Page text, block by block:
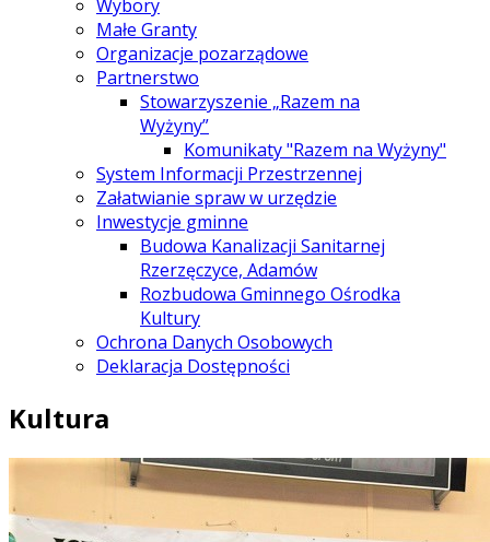
Wybory
Małe Granty
Organizacje pozarządowe
Partnerstwo
Stowarzyszenie „Razem na
Wyżyny”
Komunikaty "Razem na Wyżyny"
System Informacji Przestrzennej
Załatwianie spraw w urzędzie
Inwestycje gminne
Budowa Kanalizacji Sanitarnej
Rzerzęczyce, Adamów
Rozbudowa Gminnego Ośrodka
Kultury
Ochrona Danych Osobowych
Deklaracja Dostępności
Kultura